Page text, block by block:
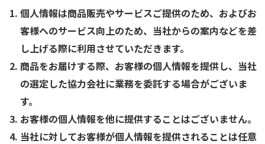
個人情報は商品販売やサービスご提供のため、およびお
客様へのサービス向上のため、当社からの案内などを差
し上げる際に利用させていただきます。
商品をお届けする際、お客様の個人情報を提供し、当社
の選定した協力会社に業務を委託する場合がございま
す。
お客様の個人情報を他に提供することはございません。
当社に対してお客様が個人情報を提供されることは任意